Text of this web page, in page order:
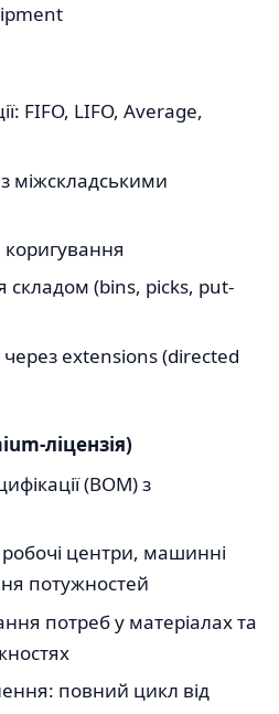
FIFO, LIFO, Average,
міжскладськими
коригування
складом (bins, picks, put-
extensions (directed
ліцензія)
(BOM) з
центри, машинні
потужностей
потреб у матеріалах та
повний цикл від